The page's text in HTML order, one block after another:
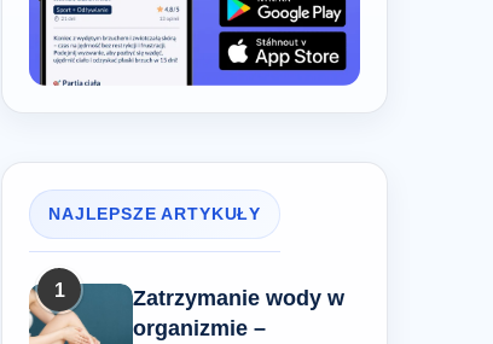
NAJLEPSZE ARTYKUŁY
1
Zatrzymanie wody w
organizmie –